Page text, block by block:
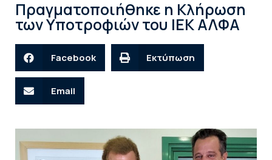
Πραγματοποιήθηκε η Κλήρωση
των Υποτροφιών του ΙΕΚ ΑΛΦΑ
Facebook Εκτύπωση
Email